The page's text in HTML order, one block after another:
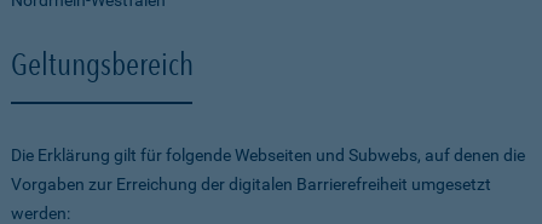
Geltungsbereich
Die Erklärung gilt für folgende Webseiten und Subwebs, auf denen die
Vorgaben zur Erreichung der digitalen Barrierefreiheit umgesetzt
werden: